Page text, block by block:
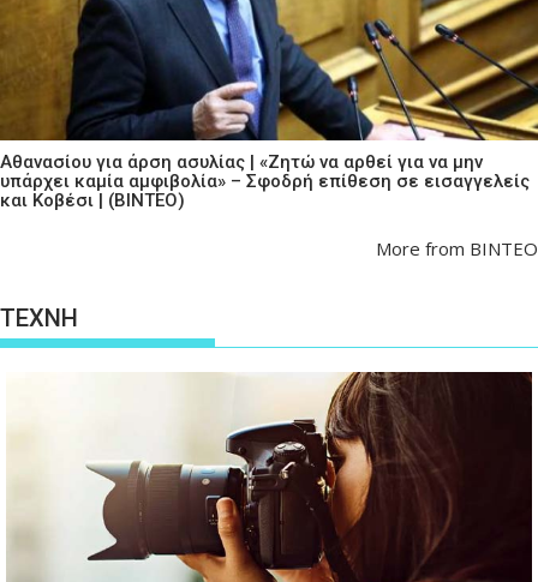
Αθανασίου για άρση ασυλίας | «Ζητώ να αρθεί για να μην
υπάρχει καμία αμφιβολία» – Σφοδρή επίθεση σε εισαγγελείς
και Κοβέσι | (ΒΙΝΤΕΟ)
More from ΒΙΝΤΕΟ
ΤΕΧΝΗ